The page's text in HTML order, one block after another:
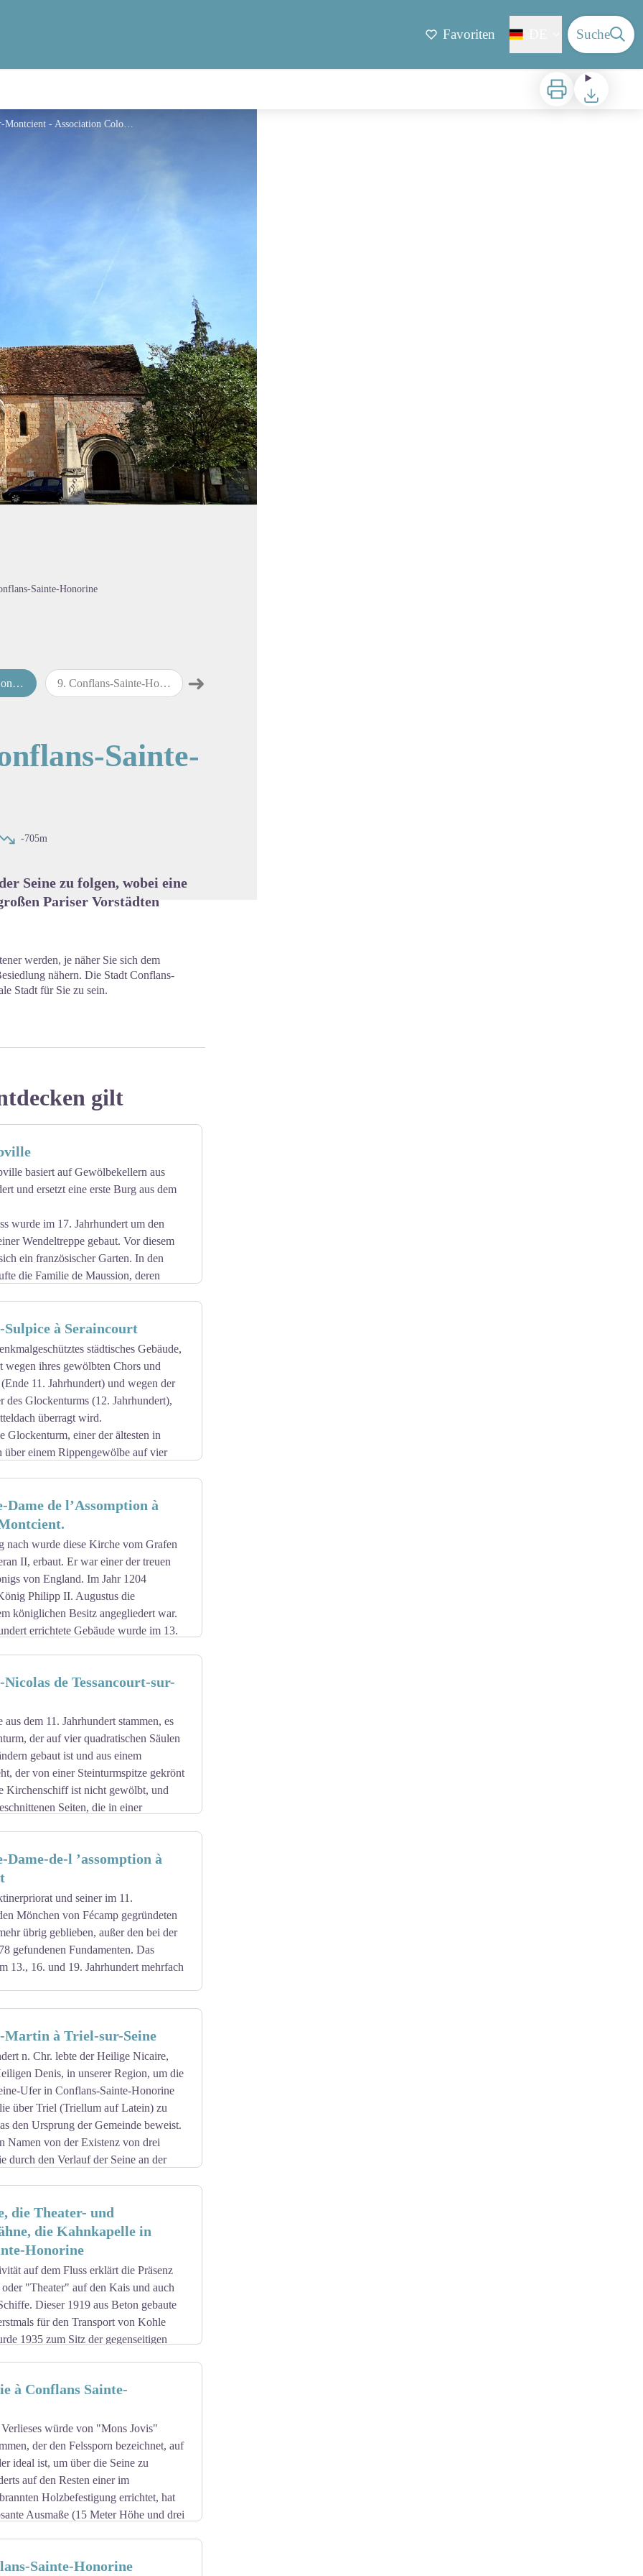
Favoriten Suche
Zu druckenHerunterladen
Église Notre-Dame de l’Assomption à Gaillon-sur-Montcient - Association Colomban en Brie
Sainte-Honorine
9.Conflans-Sainte-Honorine nach Bougival ➜map.drawer.next
Sainte-
-705m
Seine zu folgen, wobei eine
Pariser Vorstädten
werden, je näher Sie sich dem
nähern. Die Stadt Conflans-
Stadt für Sie zu sein.
gilt
basiert auf Gewölbekellern aus
und ersetzt eine erste Burg aus dem
wurde im 17. Jahrhundert um den
Wendeltreppe gebaut. Vor diesem
ein französischer Garten. In den
die Familie de Maussion, deren
beiden Giebeln errichtet. Das
französische Garten wird durch
Monumenten) wie dem griechischen
ist. Die Lindenallee wird dann so
die Pfadfinder und Pfadfinderinnen
à Seraincourt
städtisches Gebäude,
wegen ihres gewölbten Chors und
11. Jahrhundert) und wegen der
des Glockenturms (12. Jahrhundert),
überragt wird.
Glockenturm, einer der ältesten in
über einem Rippengewölbe auf vier
1857 und 1863 umgebaute
der Geschichte des Dorfes
von den Chorherren des von Sankt
gehört es zum Pfarrbezirk
de l’Assomption à
nach wurde diese Kirche vom Grafen
II, erbaut. Er war einer der treuen
von England. Im Jahr 1204
Philipp II. Augustus die
königlichen Besitz angegliedert war.
errichtete Gebäude wurde im 13.
Im Laufe der Jahrhunderte
im Verhältnis zum Ganzen
beibehalten. Im Inneren
mit Kind und einen Christus am
de Tessancourt-sur-
dem 11. Jahrhundert stammen, es
der auf vier quadratischen Säulen
gebaut ist und aus einem
der von einer Steinturmspitze gekrönt
Kirchenschiff ist nicht gewölbt, und
Seiten, die in einer
Anbau von Seitenschiffen im Norden
zu sein: ihm scheint ein achteckiger
und Süden frei. Im 16.
undefinierbarem Stil hinzugefügt, und
das Innere der Kirche, das seine
Beispiel das Taufbecken aus dem
de-l ’assomption à
und seiner im 11.
Mönchen von Fécamp gegründeten
übrig geblieben, außer den bei der
gefundenen Fundamenten. Das
13., 16. und 19. Jahrhundert mehrfach
Säulen eingerahmt, die von mit
durch einen Giebel mit einem Fries
ist.
Mitte des 16. Jahrhunderts gebaut. Auf
angebracht.
à Triel-sur-Seine
n. Chr. lebte der Heilige Nicaire,
Denis, in unserer Region, um die
Ufer in Conflans-Sainte-Honorine
über Triel (Triellum auf Latein) zu
den Ursprung der Gemeinde beweist.
Namen von der Existenz von drei
durch den Verlauf der Seine an der
begonnen wurde, steht auf den
der merowingischen Sarkophage
en-Laye bewundert werden
das Querschiff und die beiden Erker,
primitiven Bauwerk erhalten
Bau des Chors über dem "chemin
wie in den königlichen Edikten
der nur in zwei anderen Kirchen in
die Theater- und
die Kahnkapelle in
Honorine
auf dem Fluss erklärt die Präsenz
"Theater" auf den Kais und auch
Dieser 1919 aus Beton gebaute
für den Transport von Kohle
1935 zum Sitz der gegenseitigen
nahegelegene Schule war
à Conflans Sainte-
würde von "Mons Jovis"
der den Felssporn bezeichnet, auf
ideal ist, um über die Seine zu
auf den Resten einer im
Holzbefestigung errichtet, hat
Ausmaße (15 Meter Höhe und drei
in Île-De-France, eines der
das in der Region erhalten
Sainte-Honorine